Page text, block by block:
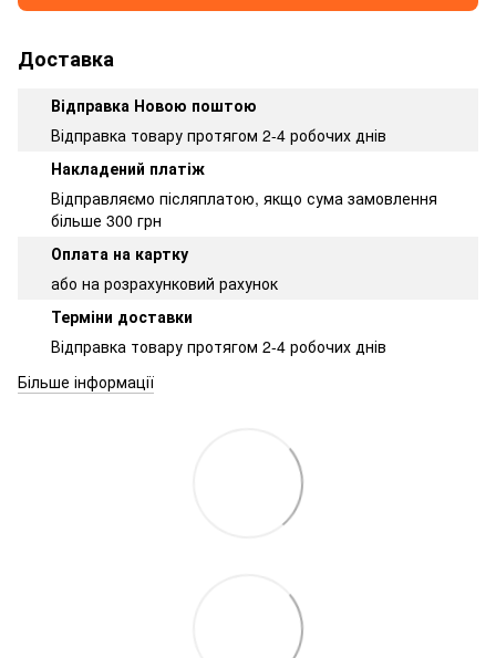
Доставка
Відправка Новою поштою
Відправка товару протягом 2-4 робочих днів
Накладений платіж
Відправляємо післяплатою, якщо сума замовлення
більше 300 грн
Оплата на картку
або на розрахунковий рахунок
Терміни доставки
Відправка товару протягом 2-4 робочих днів
Більше інформації